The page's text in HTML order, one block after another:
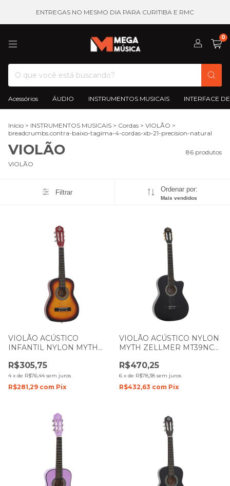
ENTREGAS NO MESMO DIA PARA CURITIBA E RMC
0
Acessórios ÁUDIO INSTRUMENTOS MUSICAIS INTERFACE
Início > INSTRUMENTOS MUSICAIS > Cordas > VIOLÃO >
breadcrumbs.contra-baixo-tagima-4-cordas-xb-21-precision-natural
VIOLÃO
86 produtos
VIOLÃO
Filtrar Ordenar por:
Mais vendidos
VIOLÃO ACÚSTICO
INFANTIL NYLON MYTH
SUNBURST 1097
R$305,75
4 x de R$76,44 sem juros
R$281,29 com Pix
VIOLÃO ACÚSTICO NYLON
MYTH ZELLMER MT39NC
R$470,25
6 x de R$78,38 sem juros
R$432,63 com Pix